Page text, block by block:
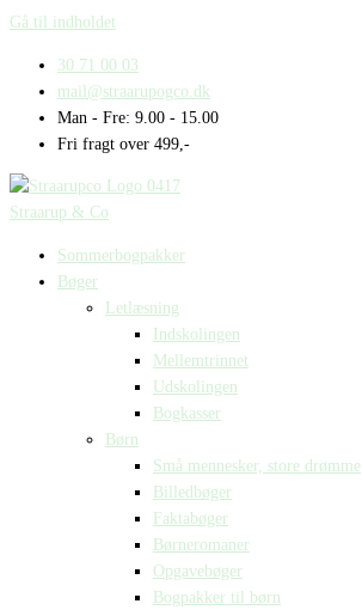
Gå til indholdet
30 71 00 03
mail@straarupogco.dk
Man - Fre: 9.00 - 15.00
Fri fragt over 499,-
Straarup & Co
Sommerbogpakker
Bøger
Letlæsning
Indskolingen
Mellemtrinnet
Udskolingen
Bogkasser
Børn
Små mennesker, store drømme
Billedbøger
Faktabøger
Børneromaner
Opgavebøger
Bogpakker til børn